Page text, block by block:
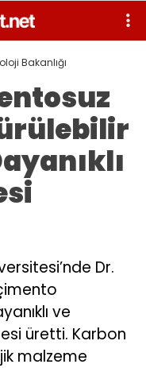
Bakanlığı
Dr.
ve
üretti. Karbon
malzeme